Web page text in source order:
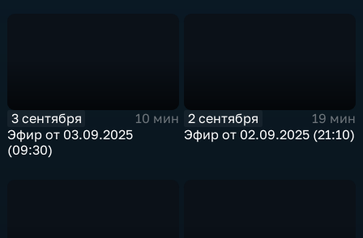
3 сентября
10 мин
Эфир от 03.09.2025
(09:30)
2 сентября
19 мин
Эфир от 02.09.2025 (21:10)